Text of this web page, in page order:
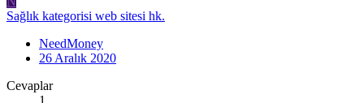
Sağlık kategorisi web sitesi hk.
NeedMoney
26 Aralık 2020
Cevaplar